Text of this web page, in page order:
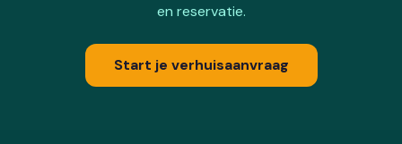
en reservatie.
Start je verhuisaanvraag